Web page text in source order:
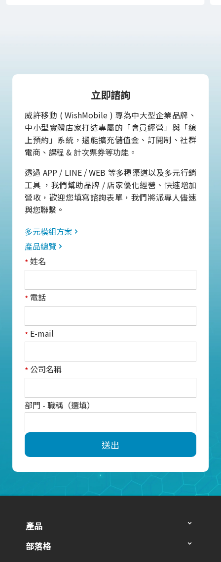
立即諮詢
威許移動 ( WishMobile ) 專為中大型企業品牌、
中小型實體店家打造專屬的「會員經營」與「線
上預約」系統，還能擴充儲值金、訂閱制、社群
電商、課程 & 計次票券等功能。
透過 APP / LINE / WEB 等多種渠道以及多元行銷
工具 ，我們幫助品牌 / 店家優化經營、快速增加
營收，歡迎您填寫諮詢表單，我們將派專人儘速
與您聯繫。
多元模組方案
產品總覽
*姓名
* 電話
* E-mail
* 公司名稱
部門 - 職稱（選填）
送出
產品
部落格